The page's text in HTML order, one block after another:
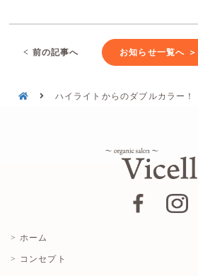
< 前の記事へ お知らせ一覧へ ＞
ハイライトからのダブルカラー！
> ホーム
> コンセプト